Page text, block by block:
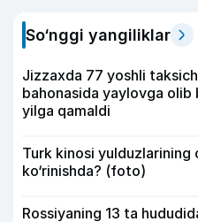
So‘nggi yangiliklar
Jizzaxda 77 yoshli
bahonasida yaylovga olib
yilga qamaldi
Turk kinosi yulduzlarining
ko‘rinishda? (foto)
Rossiyaning 13 ta